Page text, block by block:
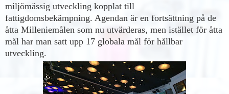
miljömässig utveckling kopplat till
fattigdomsbekämpning. Agendan är en fortsättning på de
åtta Milleniemålen som nu utvärderas, men istället för åtta
mål har man satt upp 17 globala mål för hållbar
utveckling.